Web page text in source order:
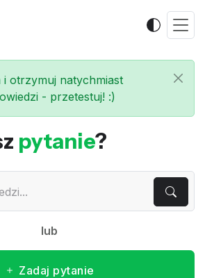
i otrzymuj natychmiast
- przetestuj! :)
pytanie?
lub
Zadaj pytanie